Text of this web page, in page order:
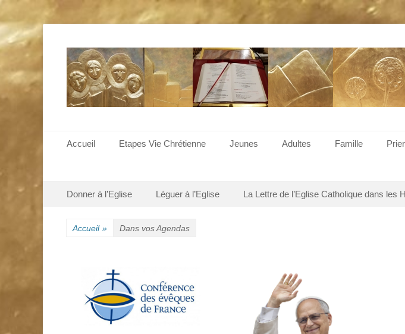
Menu principal
Accueil Etapes Vie Chrétienne Jeunes Adultes Famille Prier
Menu secondaire
Donner à l’Eglise Léguer à l’Eglise La Lettre de l’Eglise Catholique dans les
Accueil » Dans vos Agendas